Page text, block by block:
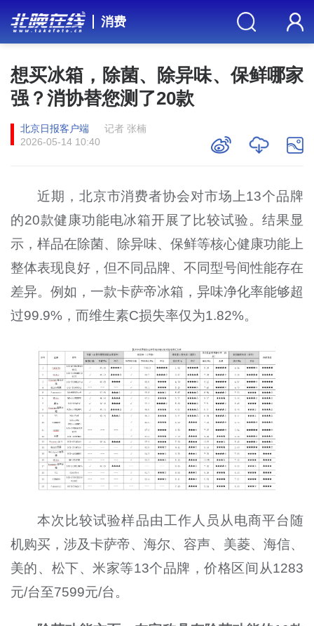
消费
想买冰箱，除菌、除异味、保鲜哪家
强？消协替您测了20款
北京日报客户端
记者 张楠
2026-05-14 10:40
近期，北京市消费者协会对市场上13个品牌
的20款健康功能电冰箱开展了比较试验。结果显
示，样品在除菌、除异味、保鲜等核心健康功能上
整体表现良好，但不同品牌、不同型号间性能存在
差异。例如，一款卡萨帝冰箱，异味净化率能够超
过99.9%，而维生素C损失率仅为1.82%。
本次比较试验样品由工作人员从电商平台随
机购买，涉及卡萨帝、海尔、容声、美菱、海信、
美的、松下、米家等13个品牌，价格区间从1283
元/台至7599元/台。